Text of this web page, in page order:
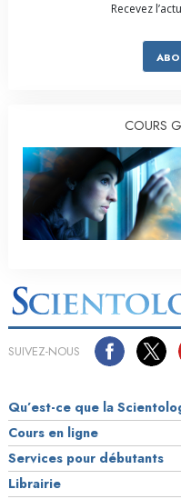
Recevez
COURS
SUIVEZ-NOUS
Qu’est-ce que la
Cours en ligne
Services pour débutants
Librairie